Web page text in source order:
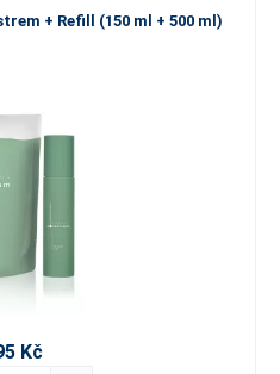
+ Refill (150 ml + 500 ml)
Kč